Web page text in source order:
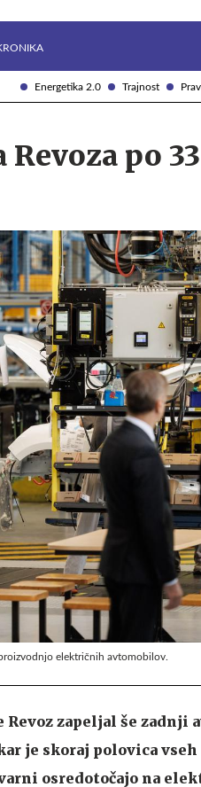
Energetika 2.0 Trajnost
Revoza po
električnih avtomobilov.
Revoz zapeljal še zadnji
je skoraj polovica
osredotočajo na